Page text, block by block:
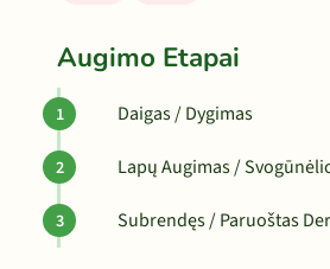
Augimo Etapai
Daigas / Dygimas
Lapų Augimas /
Subrendęs / Paruoštas